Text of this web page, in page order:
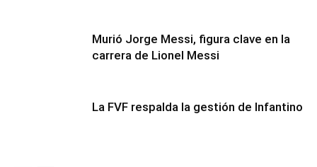
Murió Jorge Messi, figura clave en la
carrera de Lionel Messi
La FVF respalda la gestión de Infantino